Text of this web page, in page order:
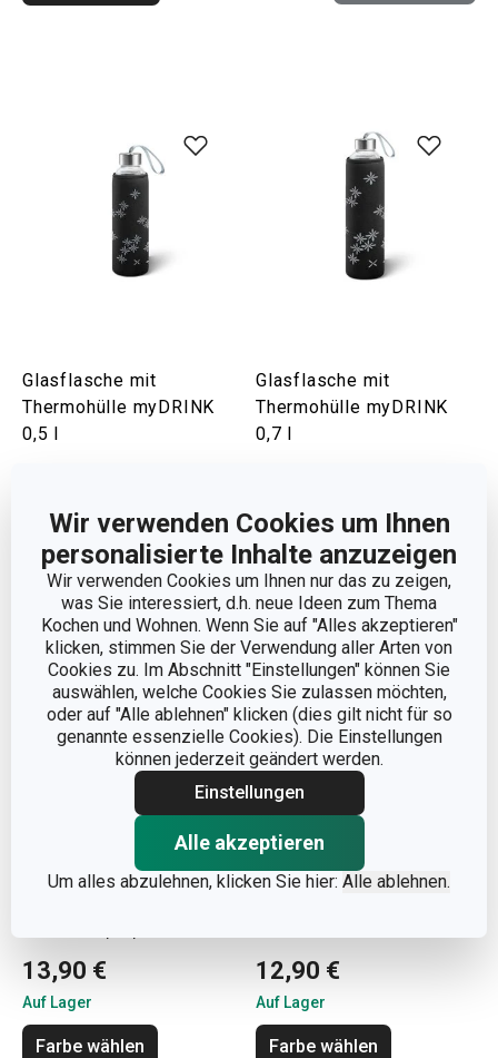
Wir verwenden Cookies um Ihnen
personalisierte Inhalte anzuzeigen
Wir verwenden Cookies um Ihnen nur das zu zeigen,
was Sie interessiert, d.h. neue Ideen zum Thema
Kochen und Wohnen. Wenn Sie auf "Alles akzeptieren"
klicken, stimmen Sie der Verwendung aller Arten von
Cookies zu. Im Abschnitt "Einstellungen" können Sie
auswählen, welche Cookies Sie zulassen möchten,
oder auf "Alle ablehnen" klicken (dies gilt nicht für so
genannte essenzielle Cookies). Die Einstellungen
können jederzeit geändert werden.
Einstellungen
Alle akzeptieren
Um alles abzulehnen, klicken Sie hier: Alle ablehnen.
Glasflasche mit
Thermohülle myDRINK
0,5 l
Warenkorb
Glasflasche mit
Thermohülle myDRINK
0,7 l
Warenkorb
13,90 €
Auf Lager
Farbe wählen
12,90 €
Auf Lager
Farbe wählen